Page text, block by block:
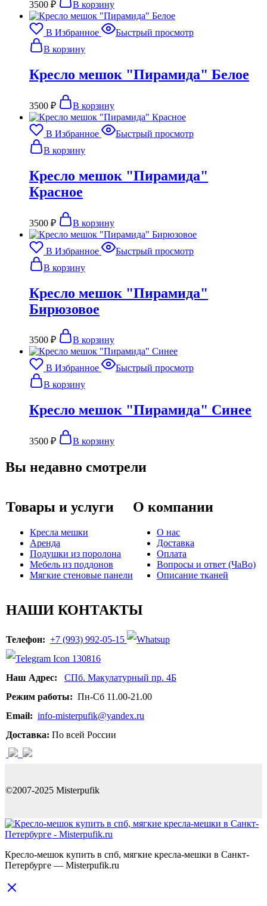
3500 ₽ В корзину
В Избранное
Быстрый просмотр
В корзину
Кресло мешок "Пирамида" Белое
3500 ₽ В корзину
В Избранное
Быстрый просмотр
В корзину
Кресло мешок "Пирамида"
Красное
3500 ₽ В корзину
В Избранное
Быстрый просмотр
В корзину
Кресло мешок "Пирамида"
Бирюзовое
3500 ₽ В корзину
В Избранное
Быстрый просмотр
В корзину
Кресло мешок "Пирамида" Синее
3500 ₽ В корзину
Вы недавно смотрели
Товары и услуги
Кресла мешки
Аренда
Подушки из поролона
Мебель из поддонов
Мягкие стеновые панели
О компании
О нас
Доставка
Оплата
Вопросы и ответ (ЧаВо)
Описание тканей
НАШИ КОНТАКТЫ
Телефон: +7 (993) 992-05-15
Наш Адрес: СПб. Макулатурный пр. 4Б
Режим работы: Пн-Сб 11.00-21.00
Email: info-misterpufik@yandex.ru
Доставка: По всей России
©2007-2025 Misterpufik
Кресло-мешок купить в спб, мягкие кресла-мешки в Санкт-
Петербурге — Misterpufik.ru